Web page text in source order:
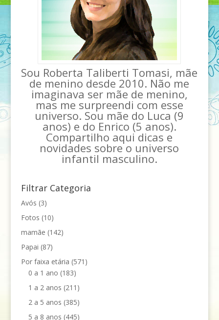
Sou Roberta Taliberti Tomasi, mãe
de menino desde 2010. Não me
imaginava ser mãe de menino,
mas me surpreendi com esse
universo. Sou mãe do Luca (9
anos) e do Enrico (5 anos).
Compartilho aqui dicas e
novidades sobre o universo
infantil masculino.
Filtrar Categoria
Avós (3)
Fotos (10)
mamãe (142)
Papai (87)
Por faixa etária (571)
0 a 1 ano (183)
1 a 2 anos (211)
2 a 5 anos (385)
5 a 8 anos (445)